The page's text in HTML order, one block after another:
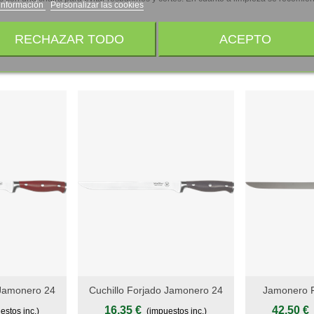
24
inc.)
Add To Wishlist
Cuchillo Forjado Jamonero 24
Cm - Mango POM Gris Antracita,
16,35 € (impuestos inc.)
Add To
Jamonero
Titanio
42,50 €
Personalizar las cookies
RECHAZAR TODO ACEPTO